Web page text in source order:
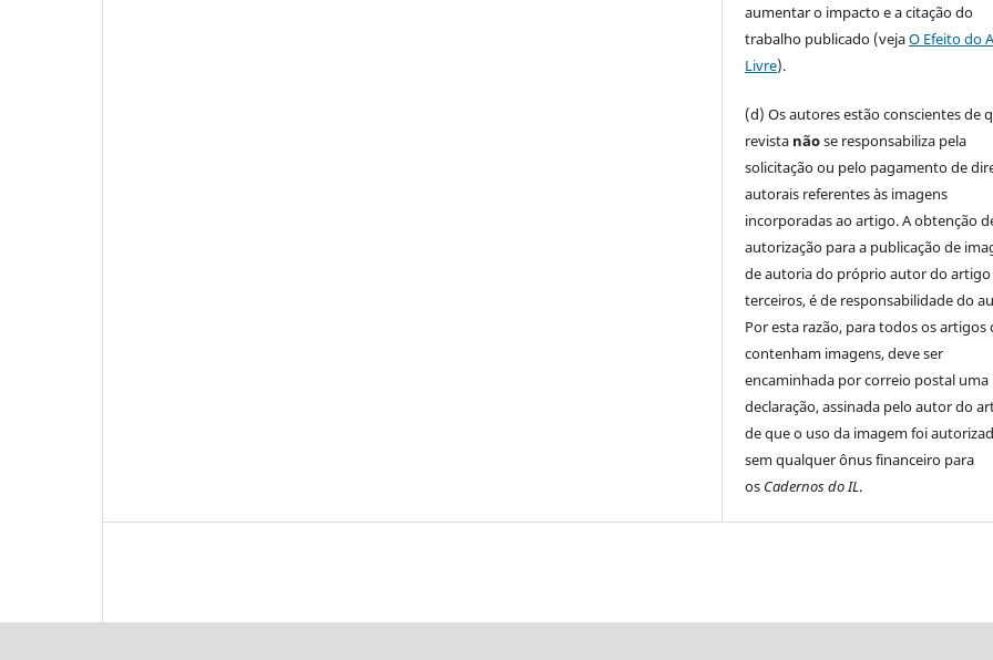
aumentar o impacto e a citação do
trabalho publicado (vejaO Efeito do
Livre).
(d) Os autores estão conscientes de
revista nãose responsabiliza pela
solicitação ou pelo pagamento de
autorais referentes às imagens
incorporadas ao artigo. A obtenção
autorização para a publicação de
de autoria do próprio autor do
terceiros, é de responsabilidade do
Por esta razão, para todos os artigos
contenham imagens, deve ser
encaminhada por correio postal uma
declaração, assinada pelo autor do
de que o uso da imagem foi
sem qualquer ônus financeiro para
os Cadernos do IL.